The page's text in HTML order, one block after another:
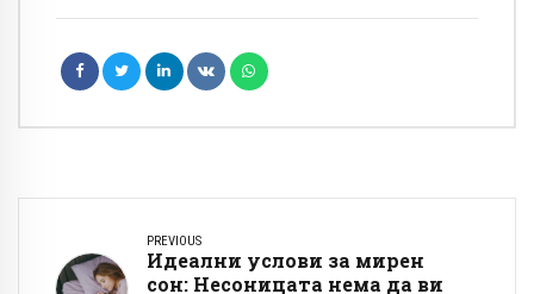
PREVIOUS
Идеални услови за мирен
сон: Несоницата нема да ви